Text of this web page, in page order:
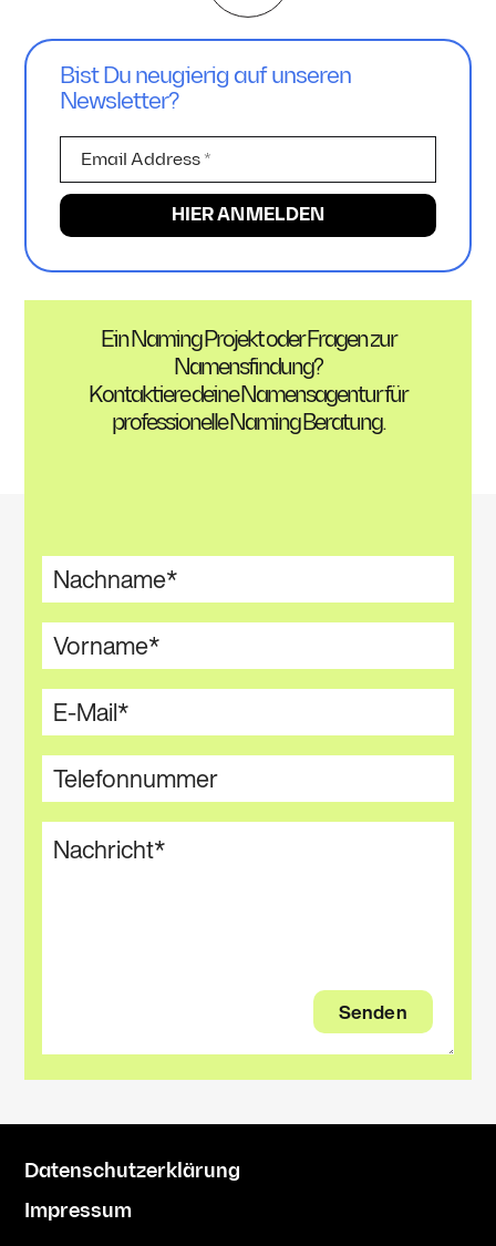
Bist Du neugierig auf unseren
Newsletter?
Ein Naming Projekt oder Fragen zur
Namensfindung?
Kontaktiere deine Namensagentur für
professionelle Naming Beratung.
Datenschutzerklärung
Impressum